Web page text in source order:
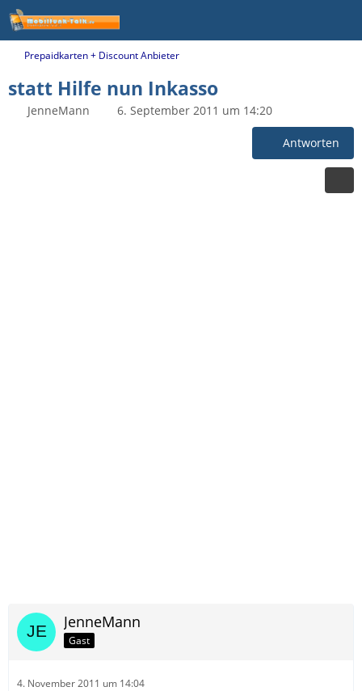
Prepaidkarten + Discount Anbieter
statt Hilfe nun Inkasso
JenneMann 6. September 2011 um 14:20
Antworten
JenneMann
Gast
4. November 2011 um 14:04